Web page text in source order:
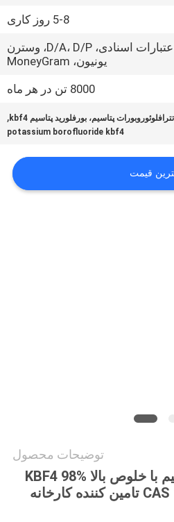
5-8 روز کاری
T/T، اعتبارات اسنادی، D/A، D/P، وسترن
یونیون، MoneyGram
8000 تن در هر ماه
تترافلوئوروبورات پتاسیم، بورفلورید پتاسیم kbf4 ,
potassium borofluoride kbf4
قیمت
توضیحات محصول
Fluoroborate پتاسیم با خلوص بالا KBF4 98%